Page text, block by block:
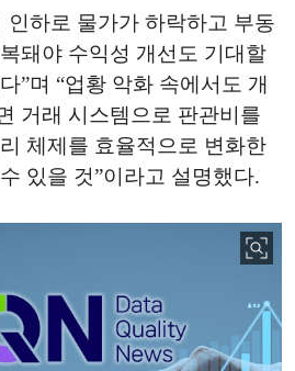
인하로 물가가 하락하고 부동
돼야 수익성 개선도 기대할
”며 “업황 악화 속에서도 개
거래 시스템으로 판관비를
체제를 효율적으로 변화한
있을 것”이라고 설명했다.